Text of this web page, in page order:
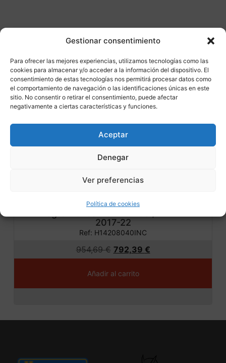
Gestionar consentimiento
Para ofrecer las mejores experiencias, utilizamos tecnologías como las
cookies para almacenar y/o acceder a la información del dispositivo. El
consentimiento de estas tecnologías nos permitirá procesar datos como
el comportamiento de navegación o las identificaciones únicas en este
sitio. No consentir o retirar el consentimiento, puede afectar
negativamente a ciertas características y funciones.
Aceptar
Denegar
Ver preferencias
Política de cookies
Otros productos
DISPONIBLE ENVÍO GRATIS 24/48H
¡Ofer
Termignoni Silencioso Scream Titanio
2017-22
Ref: H14208040INC
954,69€ 792,39 €
Añadir al carrito